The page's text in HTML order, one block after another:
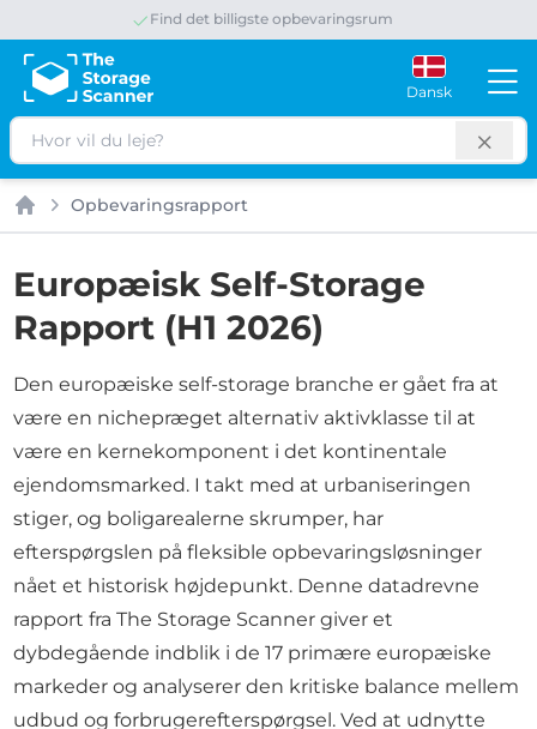
Spar op til 65 % om måneden
Dansk
Søg
Forside
Opbevaringsrapport
Europæisk Self-Storage
Rapport (H1 2026)
Den europæiske self-storage branche er gået fra at
være en nichepræget alternativ aktivklasse til at
være en kernekomponent i det kontinentale
ejendomsmarked. I takt med at urbaniseringen
stiger, og boligarealerne skrumper, har
efterspørgslen på fleksible opbevaringsløsninger
nået et historisk højdepunkt. Denne datadrevne
rapport fra The Storage Scanner giver et
dybdegående indblik i de 17 primære europæiske
markeder og analyserer den kritiske balance mellem
udbud og forbrugerefterspørgsel. Ved at udnytte